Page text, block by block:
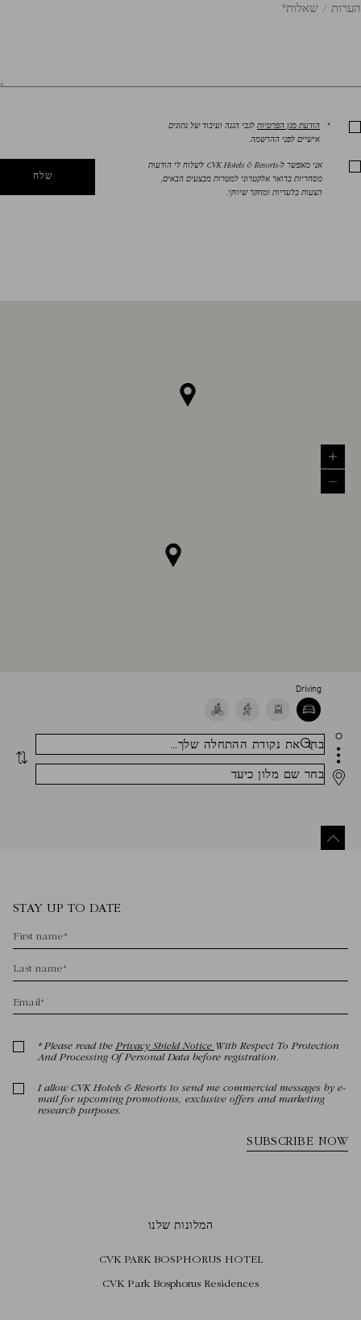
* הודעת מגן הפרטיות לגבי הגנה ועיבוד של נתונים
אישיים לפני ההרשמה.
אני מאפשר ל-CVK Hotels & Resorts לשלוח לי הודעות
מסחריות בדואר אלקטרוני למטרות מבצעים הבאים,
הצעות בלעדיות ומחקר שיווקי.
שלח
Driving
המלונות שלנו
CVK PARK BOSPHORUS HOTEL
CVK Park Bosphorus Residences